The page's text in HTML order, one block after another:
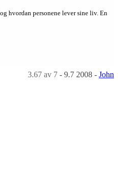
hvordan personene lever sine liv. En
3.67 av 7 - 9.7 2008 - John